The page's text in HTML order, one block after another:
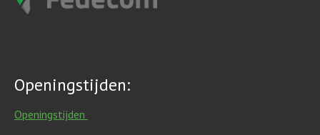
Openingstijden:
Openingstijden